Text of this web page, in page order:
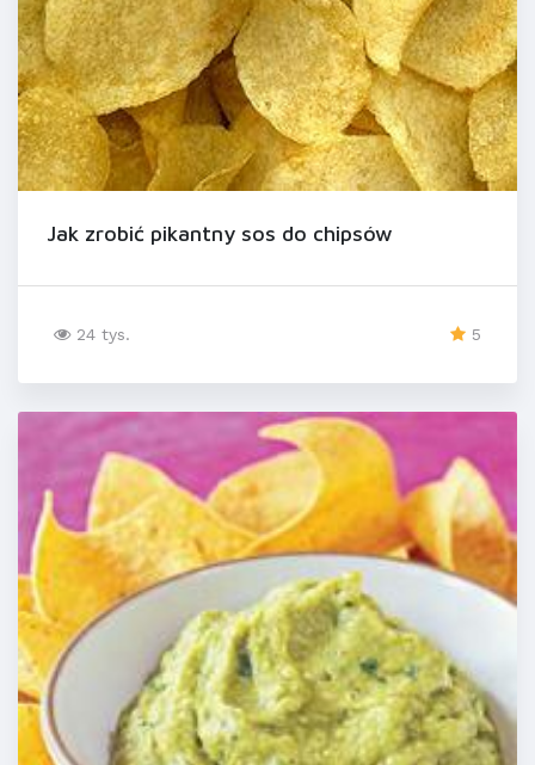
Jak zrobić pikantny sos do chipsów
24 tys. 5